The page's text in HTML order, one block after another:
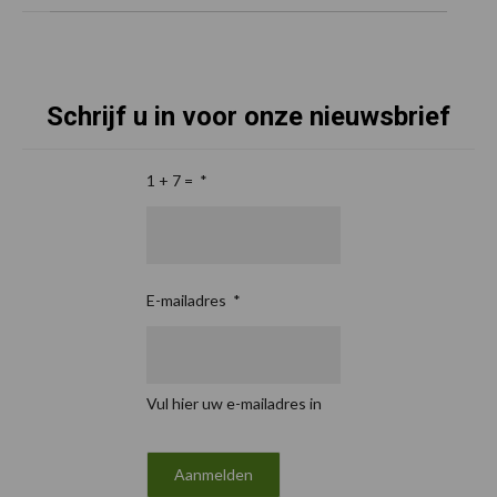
Schrijf u in voor onze nieuwsbrief
1 + 7 = *
E-mailadres *
Vul hier uw e-mailadres in